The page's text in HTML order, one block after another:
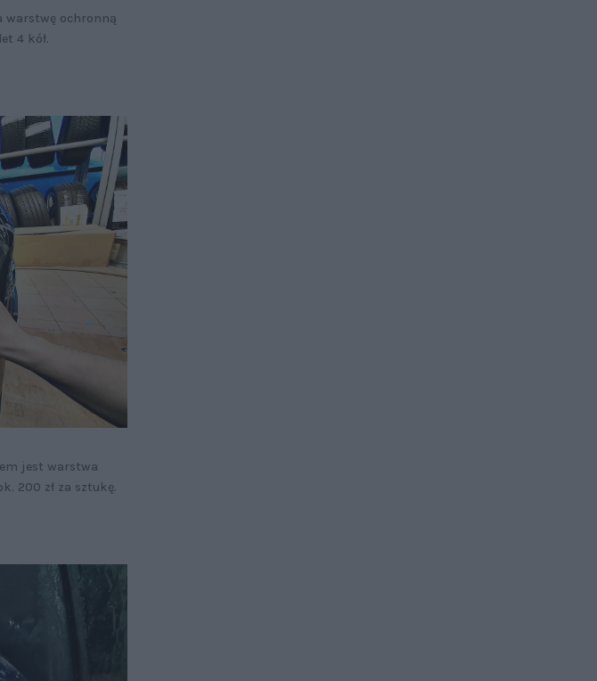
warstwę ochronną
4 kół.
jest warstwa
200 zł za sztukę.